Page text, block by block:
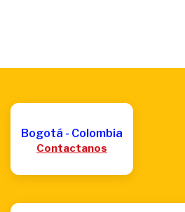
Bogotá - Colombia
Contactanos